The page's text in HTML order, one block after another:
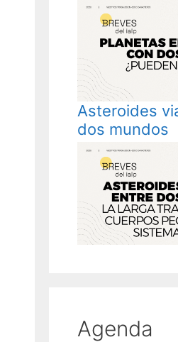
Asteroides
dos mundos
Agenda